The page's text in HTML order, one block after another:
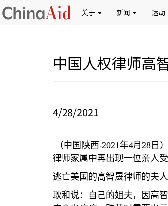
关于 新闻 运动
中国人权律师高
4/28/2021
（中国陕西-2021年4月 28 日
律师家属中再出现一位亲人
逃亡美国的高智晟律师的夫
耿和说：自己的姐夫，因高